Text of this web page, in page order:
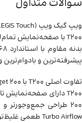
سوالات متداول
ویپ گیک ویپ T200 (AEGIS Touch) چه ویژگی شاخصی دارد؟
پیشرفته‌ترین و
تفاوت اصلی T200 با Target 200 چیست؟
Turbo Airflow طعمی غلیظ‌تر و ابری‌تر ارائه می‌دهد.